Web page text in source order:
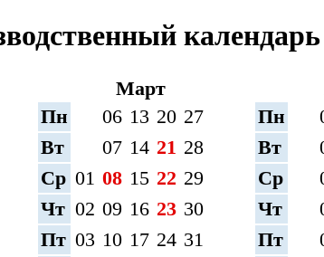
календарь
Март
Пн
06 13 20 27
Вт
07 14 21 28
Ср 01 08 15 22 29
Чт 02 09 16 23 30
Пт 03 10 17 24 31
Пн
Вт
Ср
Чт
Пт